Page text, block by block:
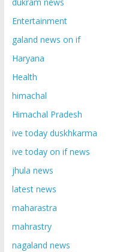
Entertainment
galand news on if
Haryana
Health
himachal
Himachal Pradesh
ive today duskhkarma
ive today on if news
jhula news
latest news
maharastra
mahrastry
nagaland news